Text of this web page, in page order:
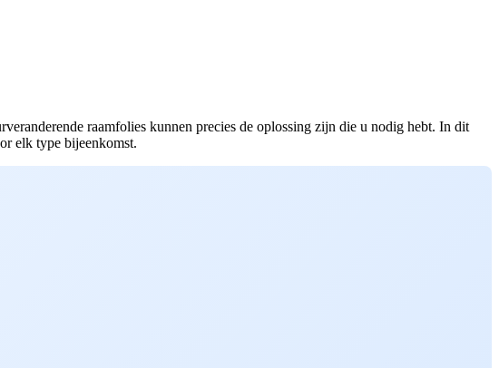
raamfolies kunnen precies de oplossing zijn die u nodig hebt. In dit
elk type bijeenkomst.